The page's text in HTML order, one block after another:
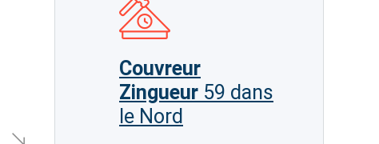
Couvreur
Zingueur 59 dans
le Nord